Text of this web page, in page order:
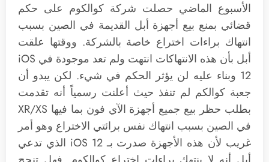
الأسبوع الماضي حصلت شركة كوالكوم على حكم
قضائي بمنع بيع أجهزة أبل القديمة في الصين بسبب
انتهاك براءات اختراع خاصة بالشركة. ووقتها علقت
أبل بأن هذه الانتهاكات انتهت ولم تعد موجودة في iOS
12 وبناء عليه لن يؤثر الحكم في شيء. لكن يبدو أن
جعبة كوالكم لم تنفذ حيث أعلنت رسمياً أنه تقدمت
بطلب حظر بيع جميع أجهزة الآي فون بما فيها XR/XS
في الصين بسبب انتهاك نفس برائتي الاختراع وهو أمر
غريب لأن هذه الأجهزة صدرت بـ iOS 12 الذي تدعي